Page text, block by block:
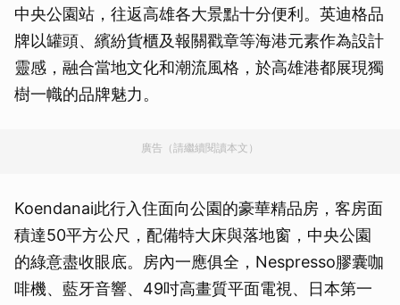
中央公園站，往返高雄各大景點十分便利。英迪格品
牌以罐頭、繽紛貨櫃及報關戳章等海港元素作為設計
靈感，融合當地文化和潮流風格，於高雄港都展現獨
樹一幟的品牌魅力。
廣告（請繼續閱讀本文）
Koendanai此行入住面向公園的豪華精品房，客房面
積達50平方公尺，配備特大床與落地窗，中央公園
的綠意盡收眼底。房內一應俱全，Nespresso膠囊咖
啡機、藍牙音響、49吋高畫質平面電視、日本第一